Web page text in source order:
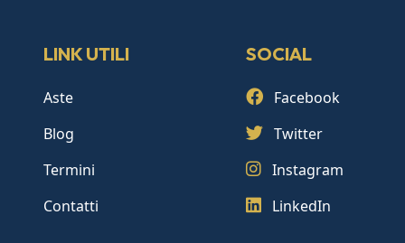
LINK UTILI
Aste
Blog
Termini
Contatti
SOCIAL
Facebook
Twitter
Instagram
LinkedIn